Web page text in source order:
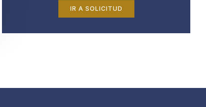
IR A SOLICITUD